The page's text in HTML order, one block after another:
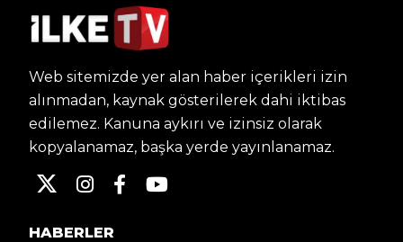
Web sitemizde yer alan haber içerikleri izin
alınmadan, kaynak gösterilerek dahi iktibas
edilemez. Kanuna aykırı ve izinsiz olarak
kopyalanamaz, başka yerde yayınlanamaz.
HABERLER